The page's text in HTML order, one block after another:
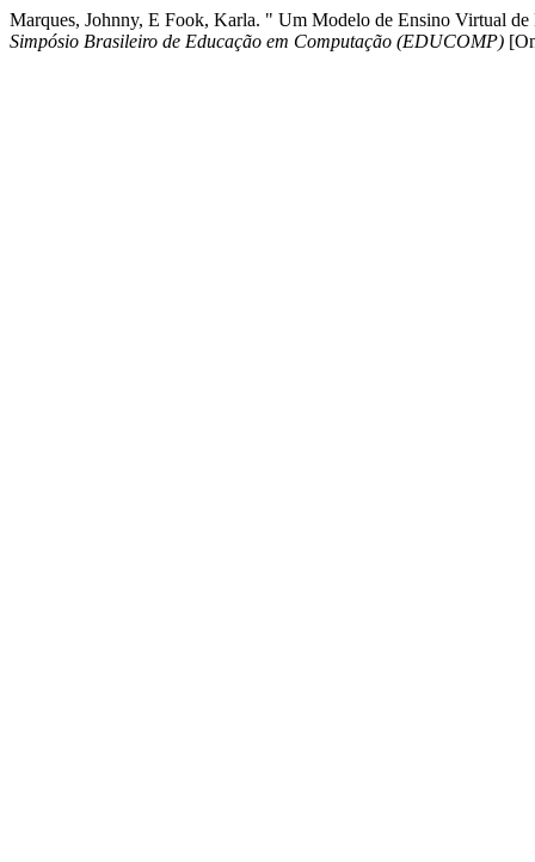
Marques, Johnny, E Fook, Karla. " Um Modelo de Ensino Virtual
Simpósio Brasileiro de Educação em Computação (EDUCOMP)